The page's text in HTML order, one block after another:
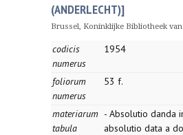
(ANDERLECHT)]
Brussel, Koninklijke Bibliotheek van
codicis
numerus
1954
foliorum
numerus
53 f.
materiarum
tabula
- Absolutio danda
absolutio data a